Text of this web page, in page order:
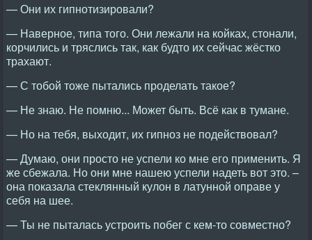
— Они их гипнотизировали?
— Наверное, типа того. Они лежали на койках, стонали,
корчились и тряслись так, как будто их сейчас жёстко
трахают.
— С тобой тоже пытались проделать такое?
— Не знаю. Не помню... Может быть. Всё как в тумане.
— Но на тебя, выходит, их гипноз не подействовал?
— Думаю, они просто не успели ко мне его применить. Я
же сбежала. Но они мне нашею успели надеть вот это. –
она показала стеклянный кулон в латунной оправе у
себя на шее.
— Ты не пыталась устроить побег с кем-то совместно?